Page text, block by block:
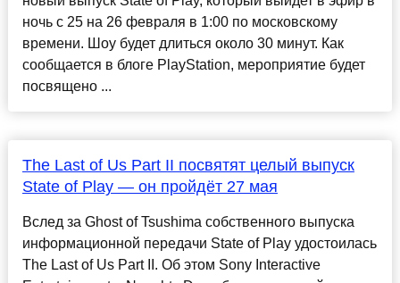
ночь с 25 на 26 февраля в 1:00 по московскому
времени. Шоу будет длиться около 30 минут. Как
сообщается в блоге PlayStation, мероприятие будет
посвящено ...
The Last of Us Part II посвятят целый выпуск
State of Play — он пройдёт 27 мая
Вслед за Ghost of Tsushima собственного выпуска
информационной передачи State of Play удостоилась
The Last of Us Part II. Об этом Sony Interactive